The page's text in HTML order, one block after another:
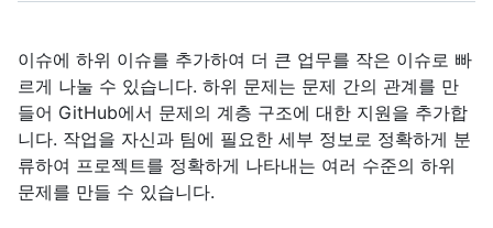
이슈에 하위 이슈를 추가하여 더 큰 업무를 작은 이슈로 빠
르게 나눌 수 있습니다. 하위 문제는 문제 간의 관계를 만
들어 GitHub에서 문제의 계층 구조에 대한 지원을 추가합
니다. 작업을 자신과 팀에 필요한 세부 정보로 정확하게 분
류하여 프로젝트를 정확하게 나타내는 여러 수준의 하위
문제를 만들 수 있습니다.